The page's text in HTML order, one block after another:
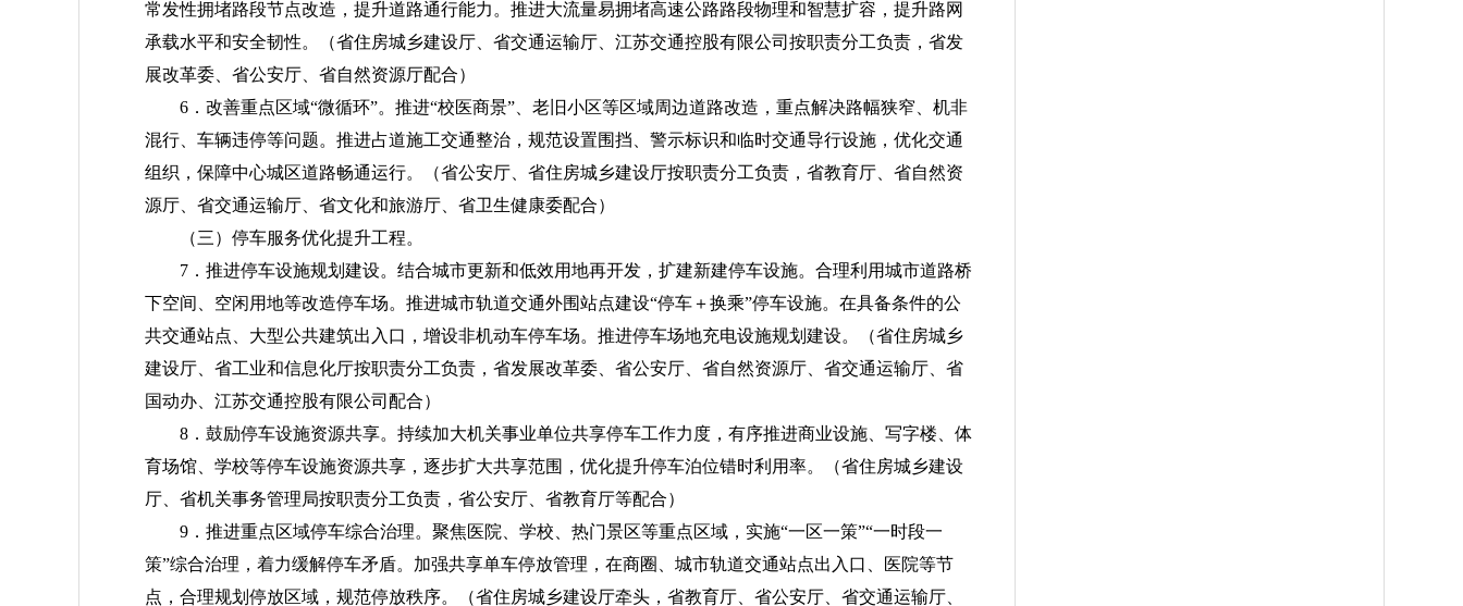
常发性拥堵路段节点改造，提升道路通行能力。推进大流量易拥堵高速公路路段物理和智慧扩容，提升路网
承载水平和安全韧性。
（省住房城乡建设厅、省交通运输厅、江苏交通控股有限公司按职责分工负责，省发
展改革委、省公安厅、省自然资源厅配合）
6．改善重点区域“微循环”。推进“校医商景”、老旧小区等区域周边道路改造，重点解决路幅狭窄、机非
混行、车辆违停等问题。推进占道施工交通整治，规范设置围挡、警示标识和临时交通导行设施，优化交通
组织，保障中心城区道路畅通运行。
（省公安厅、省住房城乡建设厅按职责分工负责，省教育厅、省自然资
源厅、省交通运输厅、省文化和旅游厅、省卫生健康委配合）
（三）停车服务优化提升工程。
7．推进停车设施规划建设。结合城市更新和低效用地再开发，扩建新建停车设施。合理利用城市道路桥
下空间、空闲用地等改造停车场。推进城市轨道交通外围站点建设“停车＋换乘”停车设施。在具备条件的公
共交通站点、大型公共建筑出入口，增设非机动车停车场。推进停车场地充电设施规划建设。（省住房城乡
建设厅、省工业和信息化厅按职责分工负责，省发展改革委、省公安厅、省自然资源厅、省交通运输厅、省
国动办、江苏交通控股有限公司配合）
8．鼓励停车设施资源共享。持续加大机关事业单位共享停车工作力度，有序推进商业设施、写字楼、体
育场馆、学校等停车设施资源共享，逐步扩大共享范围，优化提升停车泊位错时利用率。
（省住房城乡建设
厅、省机关事务管理局按职责分工负责，省公安厅、省教育厅等配合）
9．推进重点区域停车综合治理。聚焦医院、学校、热门景区等重点区域，实施“一区一策”“一时段一
策”综合治理，着力缓解停车矛盾。加强共享单车停放管理，在商圈、城市轨道交通站点出入口、医院等节
点，合理规划停放区域，规范停放秩序。
（省住房城乡建设厅牵头，省教育厅、省公安厅、省交通运输厅、